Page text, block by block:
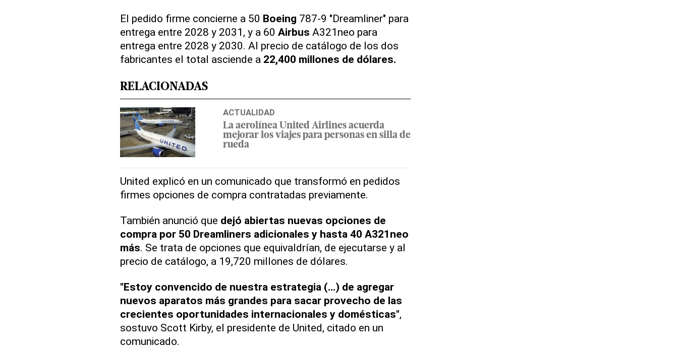
El pedido firme concierne a 50 Boeing 787-9 "Dreamliner" para
entrega entre 2028 y 2031, y a 60 Airbus A321neo para
entrega entre 2028 y 2030. Al precio de catálogo de los dos
fabricantes el total asciende a 22,400 millones de dólares.
RELACIONADAS
ACTUALIDAD
La aerolínea United Airlines acuerda
mejorar los viajes para personas en silla de
rueda
United explicó en un comunicado que transformó en pedidos
firmes opciones de compra contratadas previamente.
También anunció que dejó abiertas nuevas opciones de
compra por 50 Dreamliners adicionales y hasta 40 A321neo
más. Se trata de opciones que equivaldrían, de ejecutarse y al
precio de catálogo, a 19,720 millones de dólares.
"Estoy convencido de nuestra estrategia (...) de agregar
nuevos aparatos más grandes para sacar provecho de las
crecientes oportunidades internacionales y domésticas",
sostuvo Scott Kirby, el presidente de United, citado en un
comunicado.